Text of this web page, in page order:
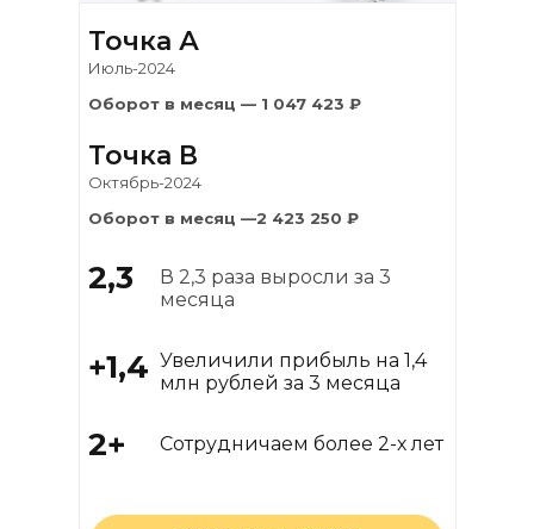
В 2,3 раза выросли за 3
месяца
2,3
Увеличили прибыль на 1,4
млн рублей за 3 месяца
+1,4
Сотрудничаем более 2-х лет
2+
Октябрь-2024
Оборот в месяц —2 423 250 ₽
Точка В
Июль-2024
Оборот в месяц — 1 047 423 ₽
Точка А